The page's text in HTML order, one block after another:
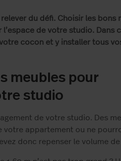
du défi. Choisir les bons
de votre studio. Dans
cocon et y installer tous
meubles pour
studio
de votre studio. Des
votre appartement ou ne
donc repenser le volume